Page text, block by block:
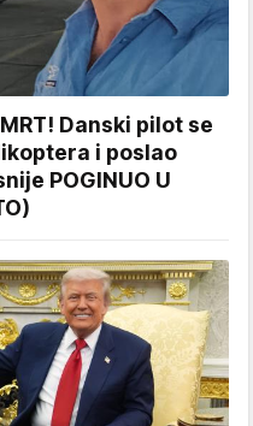
Danski pilot se
i poslao
POGINUO U